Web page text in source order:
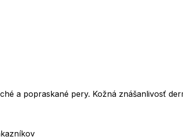
a popraskané pery. Kožná znášanlivosť